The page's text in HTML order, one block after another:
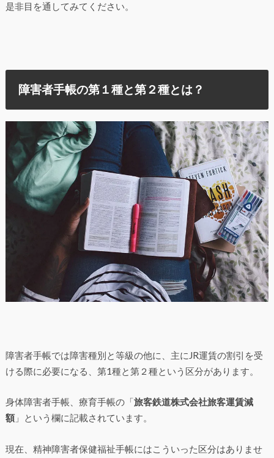
是非目を通してみてください。
障害者手帳の第１種と第２種とは？
障害者手帳では障害種別と等級の他に、主にJR運賃の割引を受
ける際に必要になる、第1種と第２種という区分があります。
身体障害者手帳、療育手帳の「旅客鉄道株式会社旅客運賃減
額」という欄に記載されています。
現在、精神障害者保健福祉手帳にはこういった区分はありませ